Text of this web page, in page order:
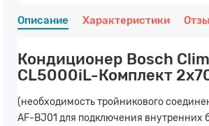
Описание Характеристики
Кондиционер Bosch
CL5000iL-Комплект
(необходимость тройникового
AF-BJ01 для подключения внутренних